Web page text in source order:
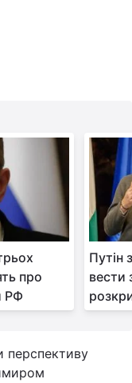
про
РФ
Путін
вести
перспективу